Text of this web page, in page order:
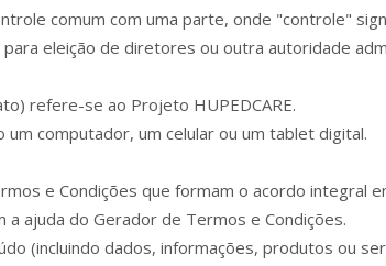
comum com uma parte, onde "controle"
eleição de diretores ou outra autoridade
refere-se ao Projeto HUPEDCARE.
computador, um celular ou um tablet digital.
e Condições que formam o acordo integral
ajuda do Gerador de Termos e Condições.
(incluindo dados, informações, produtos ou